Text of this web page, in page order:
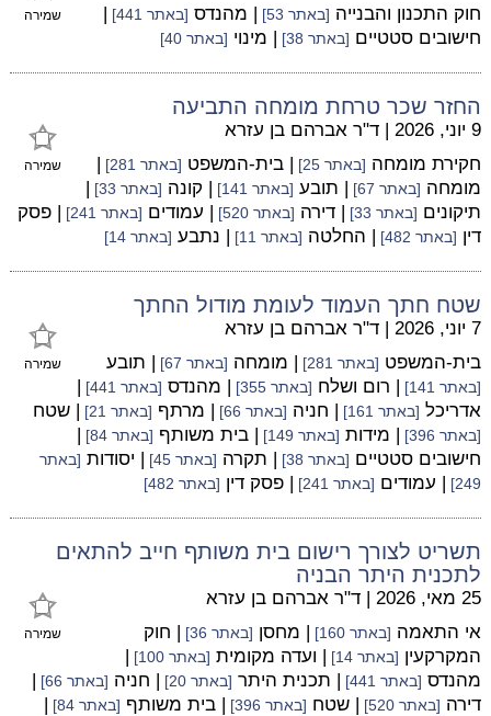
שמירה
חוק התכנון והבנייה [באתר 53] | מהנדס [באתר 441]
|
חישובים סטטיים [באתר 38] | מינוי [באתר 40]
החזר שכר טרחת מומחה התביעה
שמירה
9 יוני, 2026 | ד"ר אברהם בן עזרא
חקירת מומחה [באתר 25] | בית-המשפט [באתר 281]
|
מומחה [באתר 67] | תובע [באתר 141] | קונה [באתר 33]
|
תיקונים [באתר 33] | דירה [באתר 520] | עמודים [באתר 241]
| פסק
דין [באתר 482] | החלטה [באתר 11] | נתבע [באתר 14]
שטח חתך העמוד לעומת מודול החתך
שמירה
7 יוני, 2026 | ד"ר אברהם בן עזרא
בית-המשפט [באתר 281] | מומחה [באתר 67] | תובע
[באתר 141] | רום ושלח [באתר 355] | מהנדס [באתר 441]
|
אדריכל [באתר 161] | חניה [באתר 66] | מרתף [באתר 21] | שטח
[באתר 396] | מידות [באתר 149] | בית משותף [באתר 84]
|
חישובים סטטיים [באתר 38] | תקרה [באתר 45] | יסודות [באתר
249]
| עמודים [באתר 241] | פסק דין [באתר 482]
תשריט לצורך רישום בית משותף חייב להתאים
לתכנית היתר הבניה
שמירה
25 מאי, 2026 | ד"ר אברהם בן עזרא
אי התאמה [באתר 160] | מחסן [באתר 36]
| חוק
המקרקעין [באתר 14] | ועדה מקומית [באתר 100]
|
מהנדס [באתר 441] | תכנית היתר [באתר 20] | חניה [באתר 66]
|
דירה [באתר 520] | שטח [באתר 396] | בית משותף [באתר 84]
|